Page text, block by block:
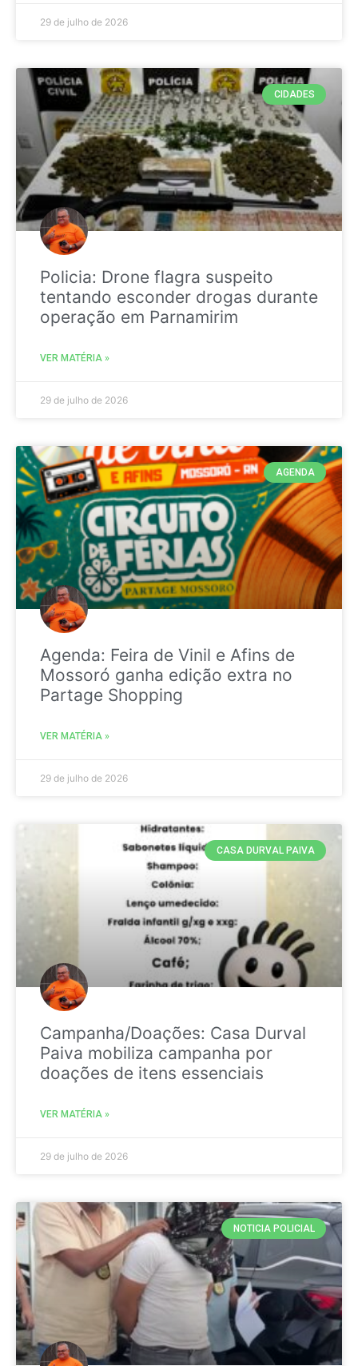
29 de julho de 2026
CIDADES
Policia: Drone flagra suspeito
tentando esconder drogas durante
operação em Parnamirim
VER MATÉRIA »
29 de julho de 2026
AGENDA
Agenda: Feira de Vinil e Afins de
Mossoró ganha edição extra no
Partage Shopping
VER MATÉRIA »
29 de julho de 2026
CASA DURVAL PAIVA
Campanha/Doações: Casa Durval
Paiva mobiliza campanha por
doações de itens essenciais
VER MATÉRIA »
29 de julho de 2026
NOTICIA POLICIAL